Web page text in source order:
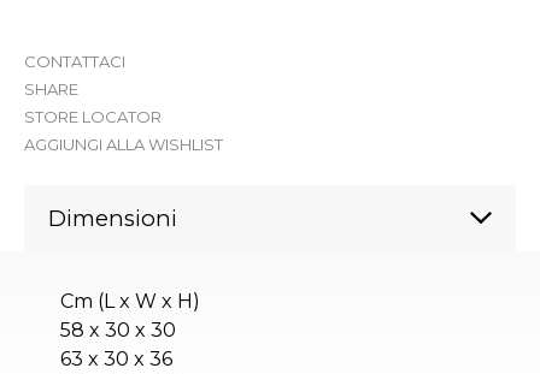
CONTATTACI
SHARE
STORE LOCATOR
AGGIUNGI ALLA WISHLIST
Dimensioni
Cm (L x W x H)
58 x 30 x 30
63 x 30 x 36